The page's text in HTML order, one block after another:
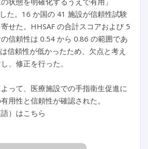
た。16 か国の 41 施設が信頼性試験
せた。HHSAF の合計スコアおよび 5
信頼性は 0.54 から 0.86 の範囲であ
信頼性が低かったため、欠点と考え
、修正を行った。
って、医療施設での手指衛生促進に
用性と信頼性が確認された。
）はこちら